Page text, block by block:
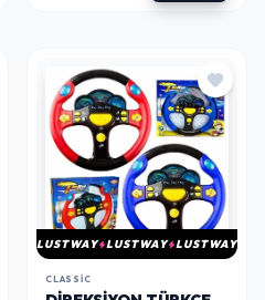
LUSTWAY LUSTWAY LUSTWAY
CLASSIC